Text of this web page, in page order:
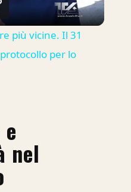
più vicine. Il 31
per lo
nel